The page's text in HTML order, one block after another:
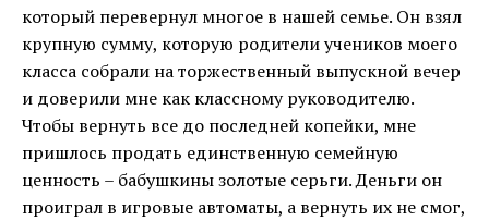
который перевернул многое в нашей семье. Он взял
крупную сумму, которую родители учеников моего
класса собрали на торжественный выпускной вечер
и доверили мне как классному руководителю.
Чтобы вернуть все до последней копейки, мне
пришлось продать единственную семейную
ценность – бабушкины золотые серьги. Деньги он
проиграл в игровые автоматы, а вернуть их не смог,